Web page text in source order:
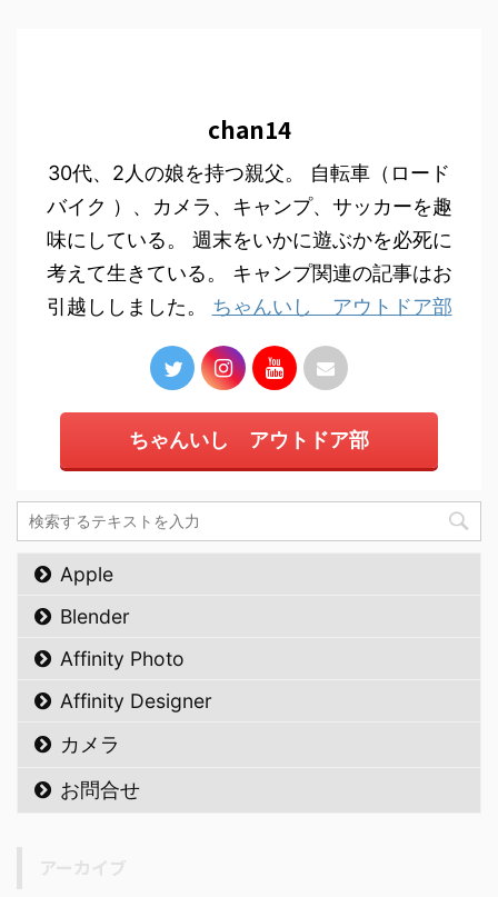
chan14
30代、2人の娘を持つ親父。 自転車（ロード
バイク ）、カメラ、キャンプ、サッカーを趣
味にしている。 週末をいかに遊ぶかを必死に
考えて生きている。 キャンプ関連の記事はお
引越ししました。 ちゃんいし アウトドア部
ちゃんいし アウトドア部
Apple
Blender
Affinity Photo
Affinity Designer
カメラ
お問合せ